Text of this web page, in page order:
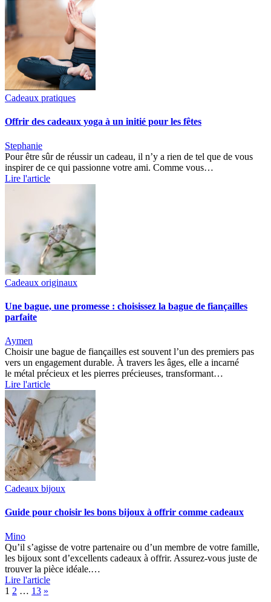
Cadeaux pratiques
Offrir des cadeaux yoga à un initié pour les fêtes
Stephanie
Pour être sûr de réussir un cadeau, il n’y a rien de tel que de vous
inspirer de ce qui passionne votre ami. Comme vous…
Lire l'article
Cadeaux originaux
Une bague, une promesse : choisissez la bague de fiançailles
parfaite
Aymen
Choisir une bague de fiançailles est souvent l’un des premiers pas
vers un engagement durable. À travers les âges, elle a incarné
le métal précieux et les pierres précieuses, transformant…
Lire l'article
Cadeaux bijoux
Guide pour choisir les bons bijoux à offrir comme cadeaux
Mino
Qu’il s’agisse de votre partenaire ou d’un membre de votre famille,
les bijoux sont d’excellents cadeaux à offrir. Assurez-vous juste de
trouver la pièce idéale.…
Lire l'article
Page:
1 2 … 13 Next
»